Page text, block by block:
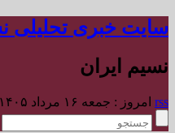
سایت خبری تحلیلی
نسیم ایران
rss امروز : جمعه ۱۶ مرداد ۱۴۰۵